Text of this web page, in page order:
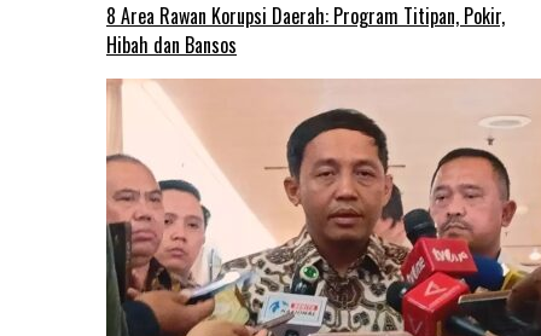
8 Area Rawan Korupsi Daerah: Program Titipan, Pokir,
Hibah dan Bansos